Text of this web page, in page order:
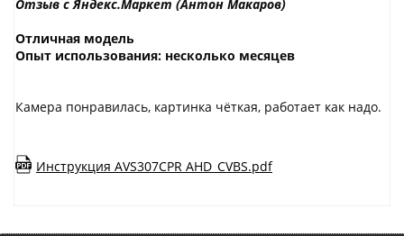
Отзыв с Яндекс.Маркет (Антон Макаров)
Отличная модель
Опыт использования: несколько месяцев
Камера понравилась, картинка чёткая, работает как надо.
Инструкция AVS307CPR AHD_CVBS.pdf